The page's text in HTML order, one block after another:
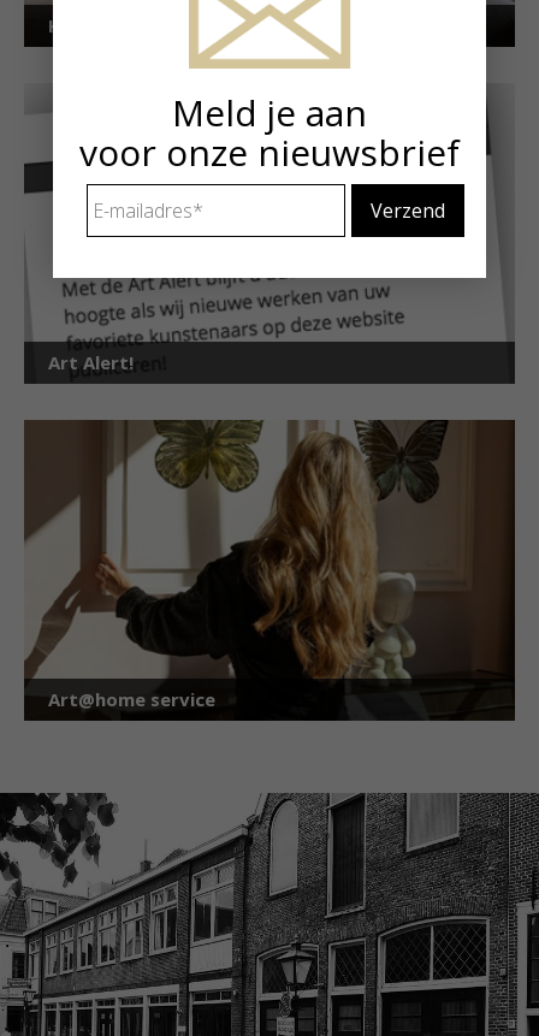
Kunstuitleen voor particulieren
Art Alert!
Art@home service
Meld je aan
voor onze nieuwsbrief
mailadres *